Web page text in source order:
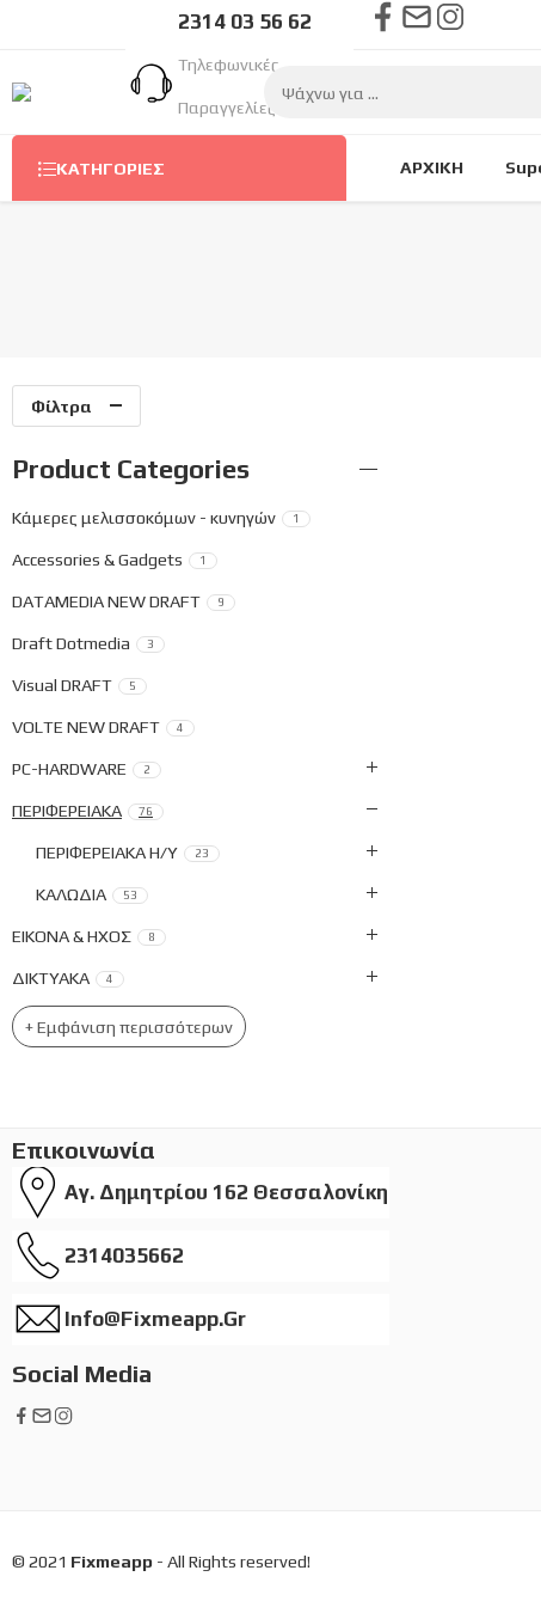
2314 03 56 62
Τηλεφωνικές
Παραγγελίες Στον
ΚΑΤΗΓΟΡΊΕΣ ΑΡΧΙΚΗ
Φίλτρα
Product Categories
Κάμερες μελισσοκόμων - κυνηγών 1
Accessories & Gadgets 1
DATAMEDIA NEW DRAFT 9
Draft Dotmedia 3
Visual DRAFT 5
VOLTE NEW DRAFT 4
PC-HARDWARE 2
ΠΕΡΙΦΕΡΕΙΑΚΑ 76
ΠΕΡΙΦΕΡΕΙΑΚΑ Η/Υ 23
ΚΑΛΩΔΙΑ 53
ΕΙΚΟΝΑ & ΗΧΟΣ 8
ΔΙΚΤΥΑΚΑ 4
+ Εμφάνιση περισσότερων
Επικοινωνία
Αγ. Δημητρίου 162 Θεσσαλονίκη
2314035662
Info@fixmeapp.gr
Social Media
© 2021 Fixmeapp - All Rights reserved!